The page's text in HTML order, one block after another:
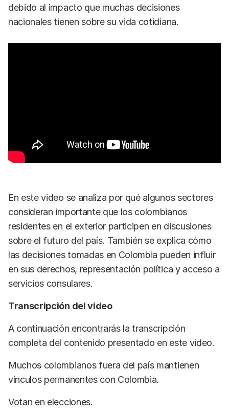
debido al impacto que muchas decisiones
nacionales tienen sobre su vida cotidiana.
En este video se analiza por qué algunos sectores
consideran importante que los colombianos
residentes en el exterior participen en discusiones
sobre el futuro del país. También se explica cómo
las decisiones tomadas en Colombia pueden influir
en sus derechos, representación política y acceso a
servicios consulares.
Transcripción del video
A continuación encontrarás la transcripción
completa del contenido presentado en este video.
Muchos colombianos fuera del país mantienen
vínculos permanentes con Colombia.
Votan en elecciones.